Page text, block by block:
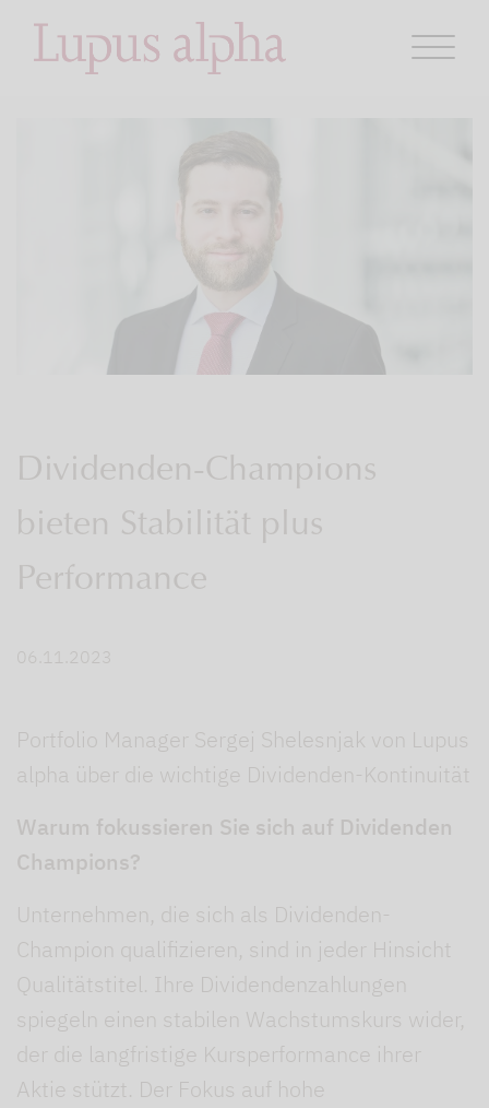
Dividenden-Champions
bieten Stabilität plus
Performance
06.11.2023
Portfolio Manager Sergej Shelesnjak von Lupus
alpha über die wichtige Dividenden-Kontinuität
Warum fokussieren Sie sich auf Dividenden
Champions?
Unternehmen, die sich als Dividenden-
Champion qualifizieren, sind in jeder Hinsicht
Qualitätstitel. Ihre Dividendenzahlungen
spiegeln einen stabilen Wachstumskurs wider,
der die langfristige Kursperformance ihrer
Aktie stützt. Der Fokus auf hohe